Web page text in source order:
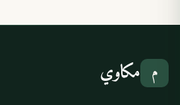
م مكاوي